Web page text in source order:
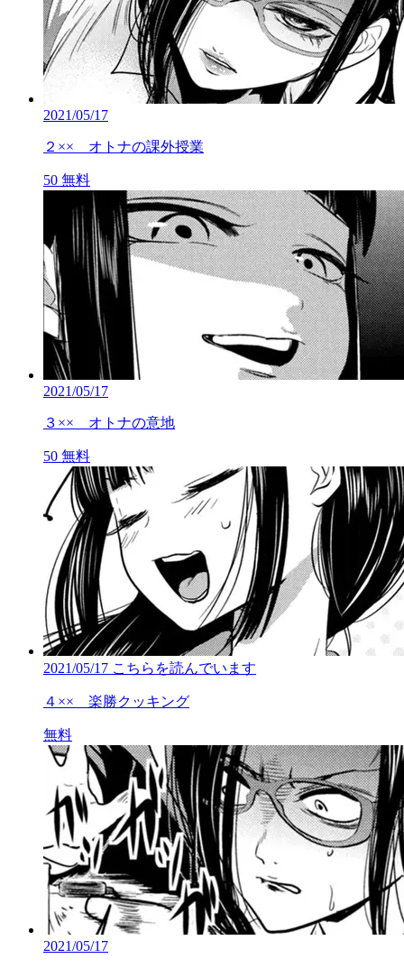
2021/05/17
２×× オトナの課外授業
50 無料
2021/05/17
３×× オトナの意地
50 無料
2021/05/17 こちらを読んでいます
４×× 楽勝クッキング
無料
2021/05/17